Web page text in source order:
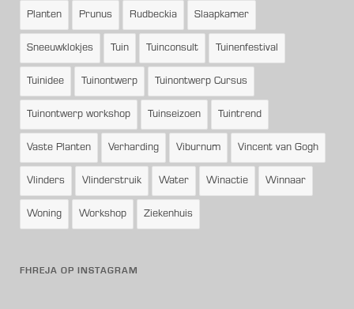
Planten Prunus Rudbeckia Slaapkamer
Sneeuwklokjes Tuin Tuinconsult Tuinenfestival
Tuinidee Tuinontwerp Tuinontwerp Cursus
Tuinontwerp workshop Tuinseizoen Tuintrend
Vaste Planten Verharding Viburnum Vincent van Gogh
Vlinders Vlinderstruik Water Winactie Winnaar
Woning Workshop Ziekenhuis
FHREJA OP INSTAGRAM